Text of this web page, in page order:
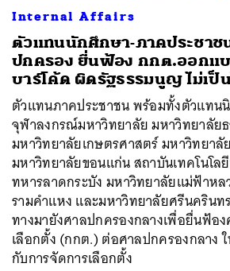
Internal Affairs
ตัวแทนนักศึกษา-ภาคประชาช
ปกครอง ยื่นฟ้อง กกต.ออกแ
บาร์โค้ด ผิดรัฐธรรมนูญ ไม่เป็
ตัวแทนภาคประชาชน พร้อมทั้งตัวแทน
จุฬาลงกรณ์มหาวิทยาลัย มหาวิทยาลัย
มหาวิทยาลัยเกษตรศาสตร์ มหาวิทยาลั
มหาวิทยาลัยขอนแก่น สถาบันเทคโนโ
ทหารลาดกระบัง มหาวิทยาลัยแม่ฟ้าห
รามคำแหง และมหาวิทยาลัยศรีนครินท
ทางมายังศาลปกครองกลางเพื่อยื่นฟ้อ
เลือกตั้ง (กกต.) ต่อศาลปกครองกลาง
กับการจัดการเลือกตั้ง
ค้นหา